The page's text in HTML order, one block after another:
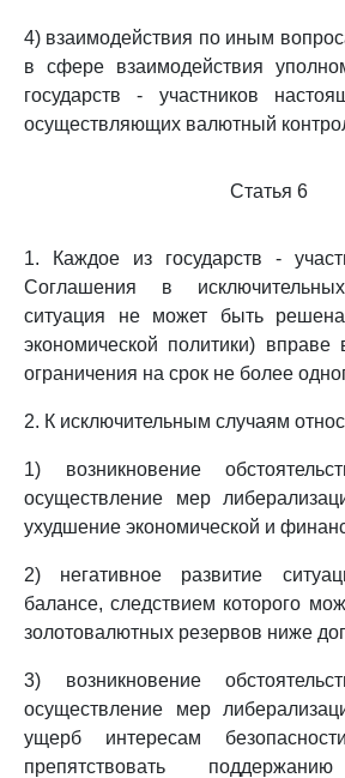
4) взаимодействия по иным
в сфере взаимодействия
государств - участников
осуществляющих валютный
Статья 6
1. Каждое из государств -
Соглашения в
ситуация не может быть
экономической политики) вправе
ограничения на срок не более
2. К исключительным случаям
1) возникновение
осуществление мер
ухудшение экономической и
2) негативное развитие
балансе, следствием которого
золотовалютных резервов ниже
3) возникновение
осуществление мер
ущерб интересам
препятствовать